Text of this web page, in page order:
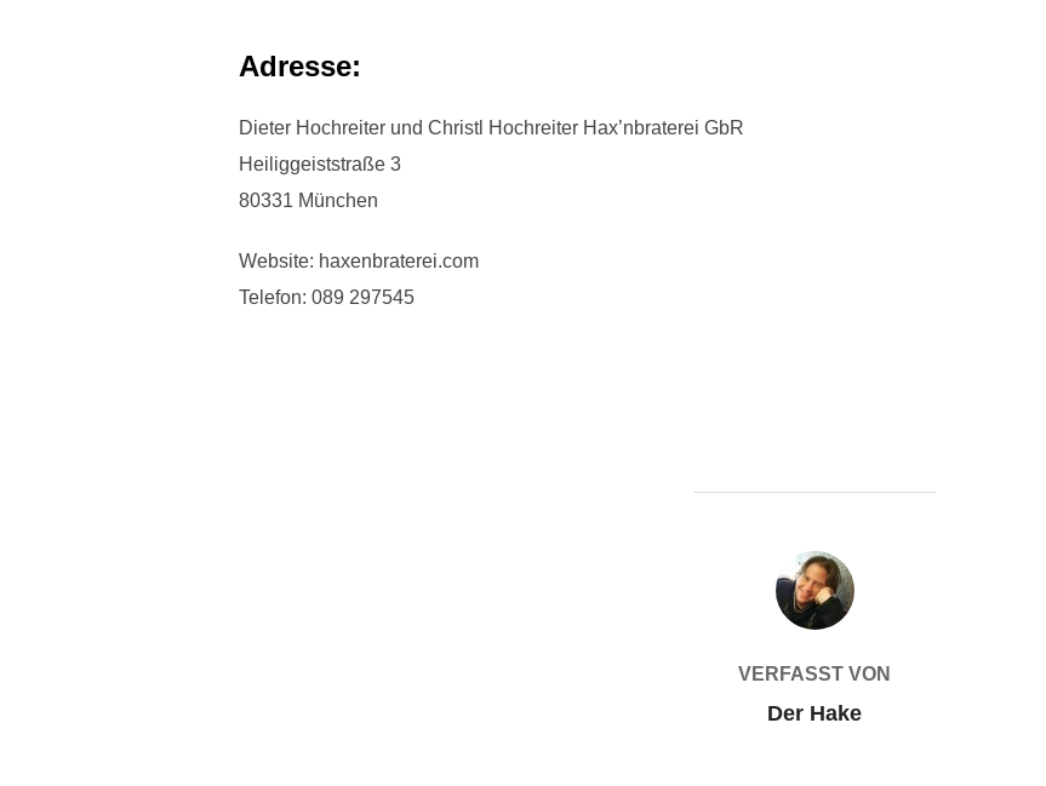
Adresse:
Dieter Hochreiter und Christl Hochreiter Hax’nbraterei GbR
Heiliggeiststraße 3
80331 München
Website: haxenbraterei.com
Telefon: 089 297545
BEITRAGSAUTOR
VERFASST VON
Der Hake